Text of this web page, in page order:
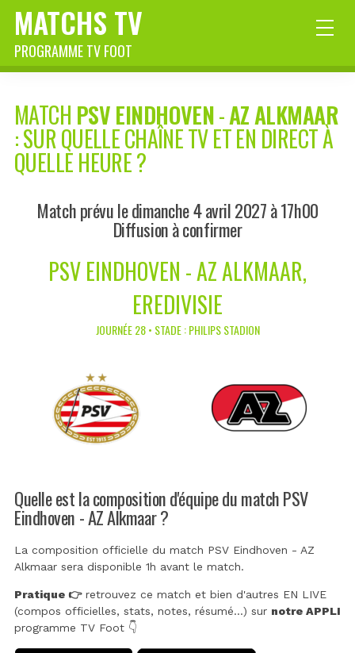
MATCHS TV
PROGRAMME TV FOOT
MATCH PSV EINDHOVEN-AZ ALKMAAR
: SUR QUELLE CHAÎNE TV ET EN DIRECT À
QUELLE HEURE ?
Match prévu le dimanche 4 avril 2027 à 17h00
Diffusion à confirmer
PSV EINDHOVEN - AZ ALKMAAR,
EREDIVISIE
JOURNÉE 28 • STADE : PHILIPS STADION
Quelle est la composition d'équipe du match PSV
Eindhoven - AZ Alkmaar ?
La composition officielle du match PSV Eindhoven - AZ
Alkmaar sera disponible 1h avant le match.
Pratique 👉retrouvez ce match et bien d'autres EN LIVE
(compos officielles, stats, notes, résumé...) sur notre APPLI
programme TV Foot 👇